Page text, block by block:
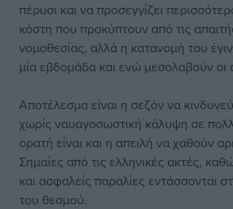
πέρυσι και να προσεγγίζει
κόστη που προκύπτουν από τις
νομοθεσίας, αλλά η κατανομή του
μία εβδομάδα και ενώ μεσολαβούν οι
Αποτέλεσμα είναι η σεζόν να
χωρίς ναυαγοσωστική κάλυψη σε
ορατή είναι και η απειλή να χαθούν
Σημαίες από τις ελληνικές ακτές,
και ασφαλείς παραλίες εντάσσονται
του θεσμού.